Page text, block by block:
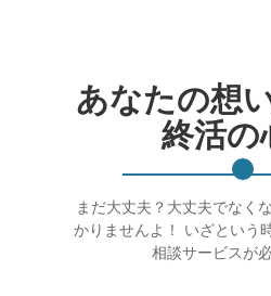
あなたの想
終活の
まだ大丈夫？大丈夫でなく
かりませんよ！ いざという
相談サービスが